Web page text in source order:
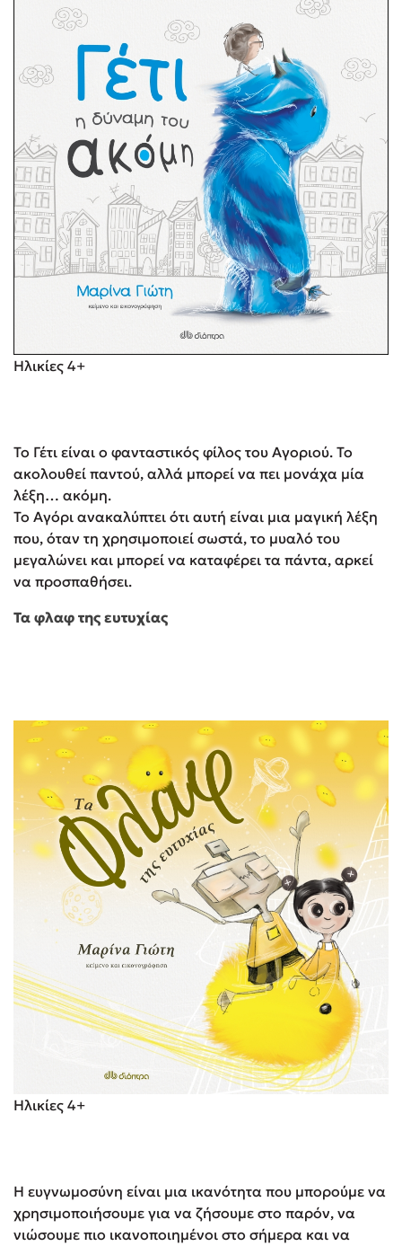
Ηλικίες 4+
Το Γέτι είναι ο φανταστικός φίλος του Αγοριού. Το
ακολουθεί παντού, αλλά μπορεί να πει μονάχα μία
λέξη… ακόμη.
Το Αγόρι ανακαλύπτει ότι αυτή είναι μια μαγική λέξη
που, όταν τη χρησιμοποιεί σωστά, το μυαλό του
μεγαλώνει και μπορεί να καταφέρει τα πάντα, αρκεί
να προσπαθήσει.
Τα φλαφ της ευτυχίας
Ηλικίες 4+
Η ευγνωμοσύνη είναι μια ικανότητα που μπορούμε να
χρησιμοποιήσουμε για να ζήσουμε στο παρόν, να
νιώσουμε πιο ικανοποιημένοι στο σήμερα και να